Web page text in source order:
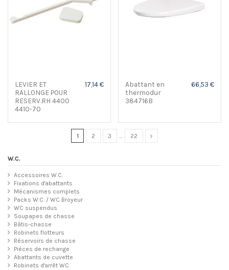
LEVIER ET
RALLONGE POUR
RESERV.RH 4400
4410-70
17,14 €
Abattant en
thermodur
384716B
66,53 €
1 2 3 22
W.C.
Accessoires W.C.
Fixations d'abattants
Mécanismes complets
Packs W.C. / WC Broyeur
WC suspendus
Soupapes de chasse
Bâtis-chasse
Robinets flotteurs
Réservoirs de chasse
Pièces de rechange
Abattants de cuvette
Robinets d'arrêt WC